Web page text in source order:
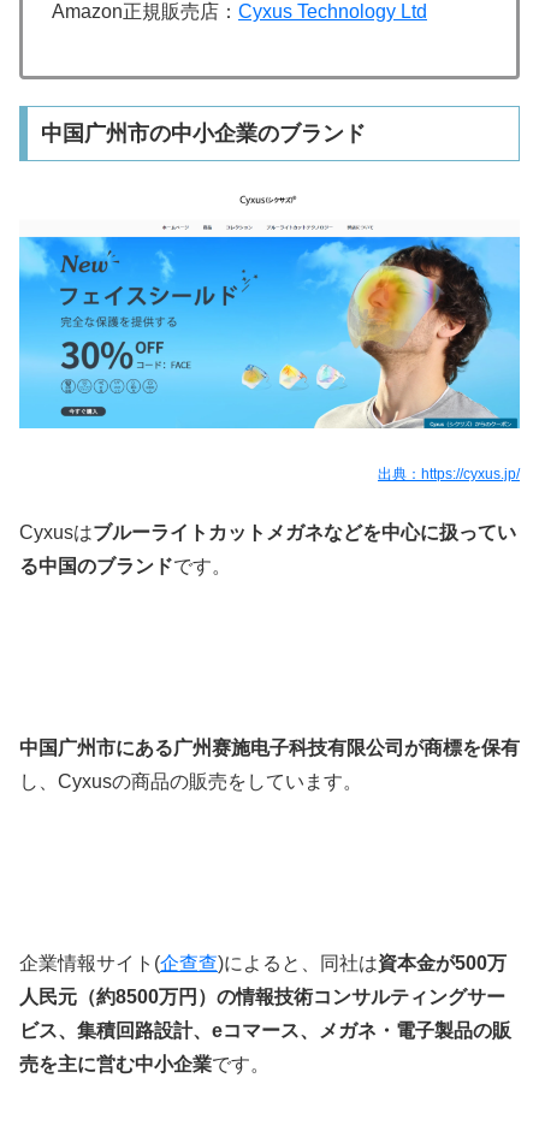
Amazon正規販売店： Cyxus Technology Ltd
中国广州市の中小企業のブランド
出典： https://cyxus.jp/
Cyxusはブルーライトカットメガネなどを中心に扱ってい
る中国のブランドです。
中国广州市にある广州赛施电子科技有限公司が商標を保有
し、 Cyxusの商品の販売をしています。
企業情報サイト(企查查)によると、同社は資本金が500万
人民元（約8500万円）の情報技術コンサルティングサー
ビス、集積回路設計、eコマース、メガネ・電子製品の販
売を主に営む中小企業です。